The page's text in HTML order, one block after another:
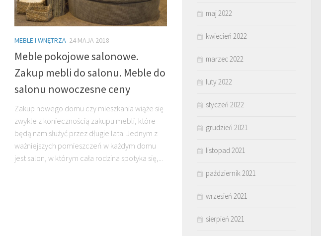
MEBLE I WNĘTRZA 24 MAJA 2018
Meble pokojowe salonowe.
Zakup mebli do salonu. Meble do
salonu nowoczesne ceny
Zakup nowego domu czy mieszkania wiąże się
zwykle z koniecznością zakupu mebli, które
będą nam służyć przez długie lata. Jednym z
ważniejszych pomieszczeń w każdym domu
jest salon, w którym cała rodzina spotyka się,...
maj 2022
kwiecień 2022
marzec 2022
luty 2022
styczeń 2022
grudzień 2021
listopad 2021
październik 2021
wrzesień 2021
sierpień 2021